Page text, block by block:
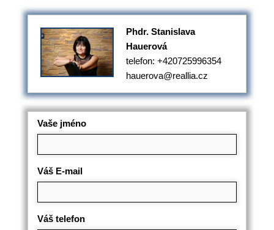
Phdr. Stanislava
Hauerová
telefon: +420725996354
hauerova@reallia.cz
Vaše jméno
Váš E-mail
Váš telefon